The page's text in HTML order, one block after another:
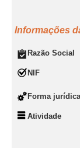
Informações
Razão Social
NIF
Forma jurídica
Atividade